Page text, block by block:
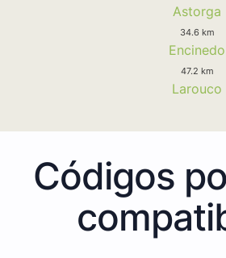
Astorga
34.6 km
Encinedo
47.2 km
Larouco
Códigos